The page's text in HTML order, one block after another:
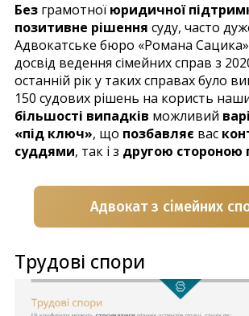
Без грамотної юридичної
позитивне рішення суду, часто
Адвокатське бюро «Романа
досвід ведення сімейних справ з
останній рік у таких справах було
150 судових рішень на користь
більшості випадків можливий
«під ключ», що позбавляє вас
суддями, так і з другою стороною
Адвокат з сімейних
Трудові спори